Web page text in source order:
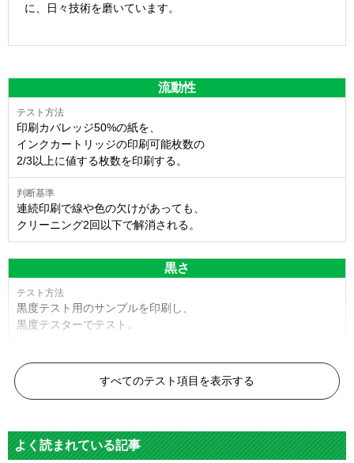
に、日々技術を磨いています。
流動性
印刷カバレッジ50%の紙を、
インクカートリッジの印刷可能枚数の
2/3以上に値する枚数を印刷する。
連続印刷で線や色の欠けがあっても、
クリーニング2回以下で解消される。
黒さ
黒度テスト用のサンプルを印刷し、
黒度テスターでテスト。
黒度の技術基準に適合する。
標準カラーサンプルを印刷する。
すべてのテスト項目を表示する
よく読まれている記事